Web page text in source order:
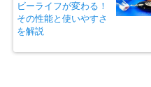
ビーライフが変わる！
その性能と使いやすさ
を解説